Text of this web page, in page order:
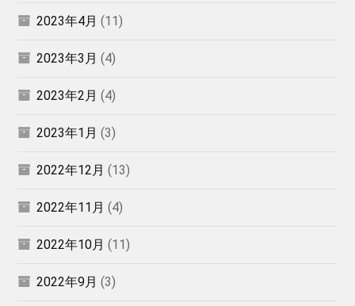
2023年4月 (11)
2023年3月 (4)
2023年2月 (4)
2023年1月 (3)
2022年12月 (13)
2022年11月 (4)
2022年10月 (11)
2022年9月 (3)